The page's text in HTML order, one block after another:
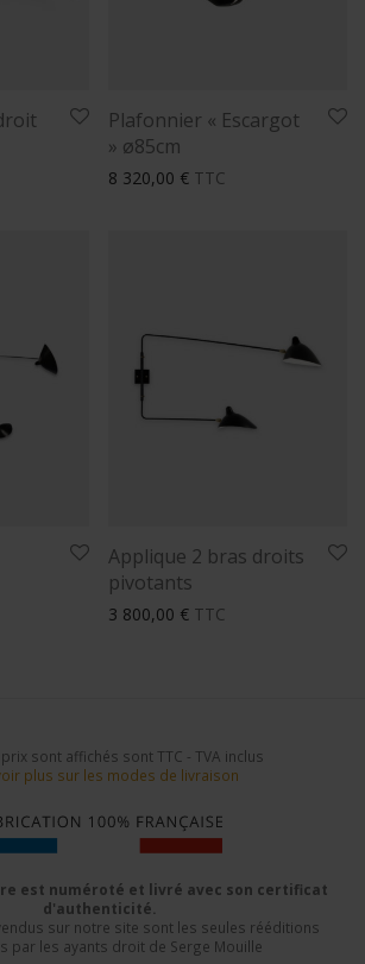
Plafonnier « Escargot
» ø85cm
8 320,00 € TTC
Applique 2 bras droits
pivotants
3 800,00 € TTC
sont affichés sont TTC - TVA inclus
plus sur les modes de livraison
est numéroté et livré avec son certificat
d'authenticité.
sur notre site sont les seules rééditions
par les ayants droit de Serge Mouille